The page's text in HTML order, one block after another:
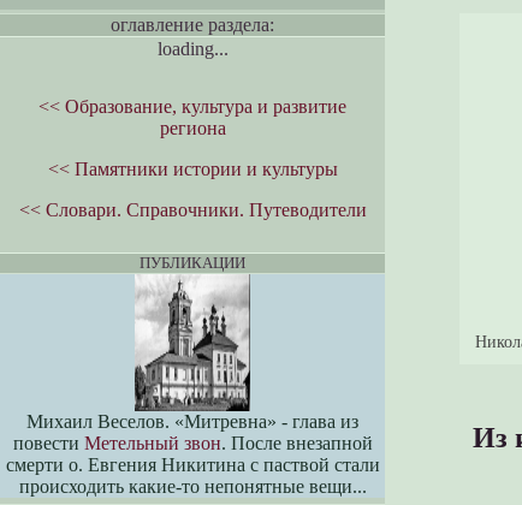
Из
оглавление раздела:
loading...
<< Образование, культура и развитие
региона
<< Памятники истории и культуры
<< Словари. Справочники. Путеводители
ПУБЛИКАЦИИ
Михаил Веселов. «Митревна» - глава из
повести Метельный звон. После внезапной
смерти о. Евгения Никитина с паствой стали
происходить какие-то непонятные вещи...